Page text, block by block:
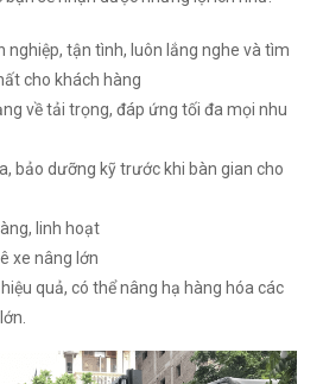
nghiệp, tận tình, luôn lắng nghe và tìm
cho khách hàng
về tải trọng, đáp ứng tối đa mọi nhu
bảo dưỡng kỹ trước khi bàn gian cho
linh hoạt
xe nâng lớn
quả, có thể nâng hạ hàng hóa các